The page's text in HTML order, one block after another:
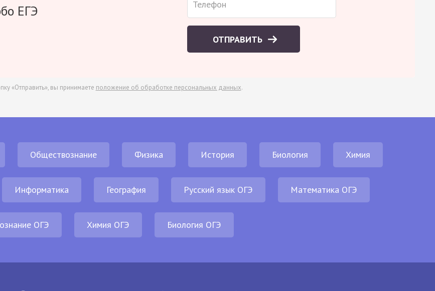
ЕГЭ
ОТПРАВИТЬ
«Отправить», вы принимаете положение об обработке персональных данных.
Обществознание Физика История Биология Химия
Информатика География Русский язык ОГЭ Математика ОГЭ
ОГЭ Химия ОГЭ Биология ОГЭ